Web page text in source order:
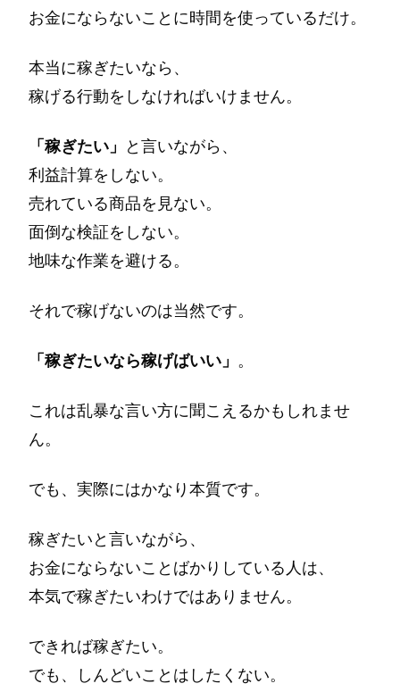
お金にならないことに時間を使っているだけ。
本当に稼ぎたいなら、
稼げる行動をしなければいけません。
「稼ぎたい」 と言いながら、
利益計算をしない。
売れている商品を見ない。
面倒な検証をしない。
地味な作業を避ける。
それで稼げないのは当然です。
「稼ぎたいなら稼げばいい」 。
これは乱暴な言い方に聞こえるかもしれませ
ん。
でも、実際にはかなり本質です。
稼ぎたいと言いながら、
お金にならないことばかりしている人は、
本気で稼ぎたいわけではありません。
できれば稼ぎたい。
でも、しんどいことはしたくない。